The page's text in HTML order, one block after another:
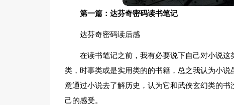
第一篇：达芬奇密码读书笔记
达芬奇密码读后感
在读书笔记之前，我有必要说下自己对小说
类，时事类或是实用类的的书籍，总之我认为小
意通过小说去了解历史，认为它和武侠玄幻类的
己的感受。